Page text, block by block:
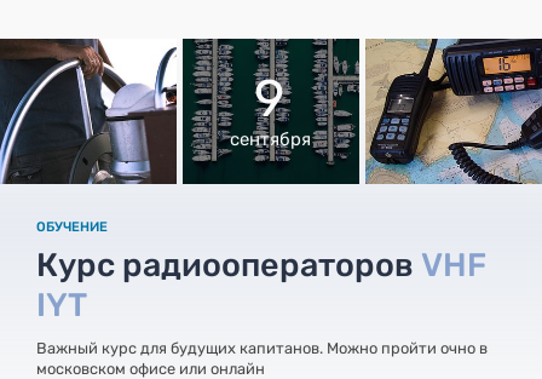
9
сентября
ОБУЧЕНИЕ
Курс радиооператоров VHF
IYT
Важный курс для будущих капитанов. Можно пройти очно в
московском офисе или онлайн